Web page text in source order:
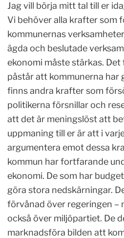
Jag vill börja mitt tal till er
Vi behöver alla krafter som
kommunernas
ägda och beslutade
ekonomi måste stärkas.
påstår att kommunerna har
finns andra krafter som
politikerna försnillar och
att det är meningslöst att
uppmaning till er är att i
argumentera emot dessa
kommun har fortfarande
ekonomi. De som har
göra stora nedskärningar.
förvånad över regeringen –
också över miljöpartiet. De
marknadsföra bilden att